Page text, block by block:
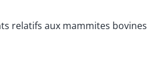
relatifs aux mammites bovines